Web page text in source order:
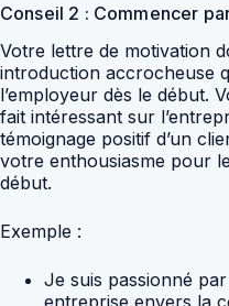
Conseil 2 : Commencer
Votre lettre de motivation
introduction accrocheuse
l’employeur dès le début.
fait intéressant sur
témoignage positif d’un
votre enthousiasme pour
début.
Exemple :
Je suis passionné